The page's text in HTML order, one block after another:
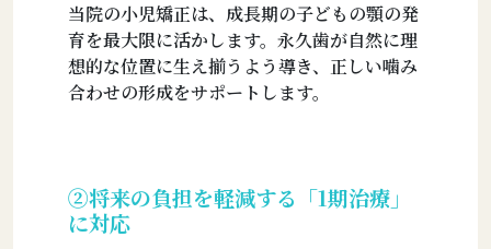
当院の小児矯正は、成長期の子どもの顎の発
育を最大限に活かします。永久歯が自然に理
想的な位置に生え揃うよう導き、正しい噛み
合わせの形成をサポートします。
➁将来の負担を軽減する「1期治療」
に対応